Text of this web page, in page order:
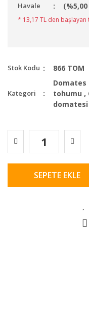
Havale
* 13,17 TL den başlayan
Stok Kodu 866 TOM
Kategori
Domates
tohumu ,
SEPETE EKLE